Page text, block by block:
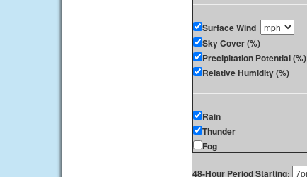
Surface Wind
Sky Cover (%)
Precipitation Potential (%)
Relative Humidity (%)
Rain
Thunder
Fog
48-Hour Period Starting: